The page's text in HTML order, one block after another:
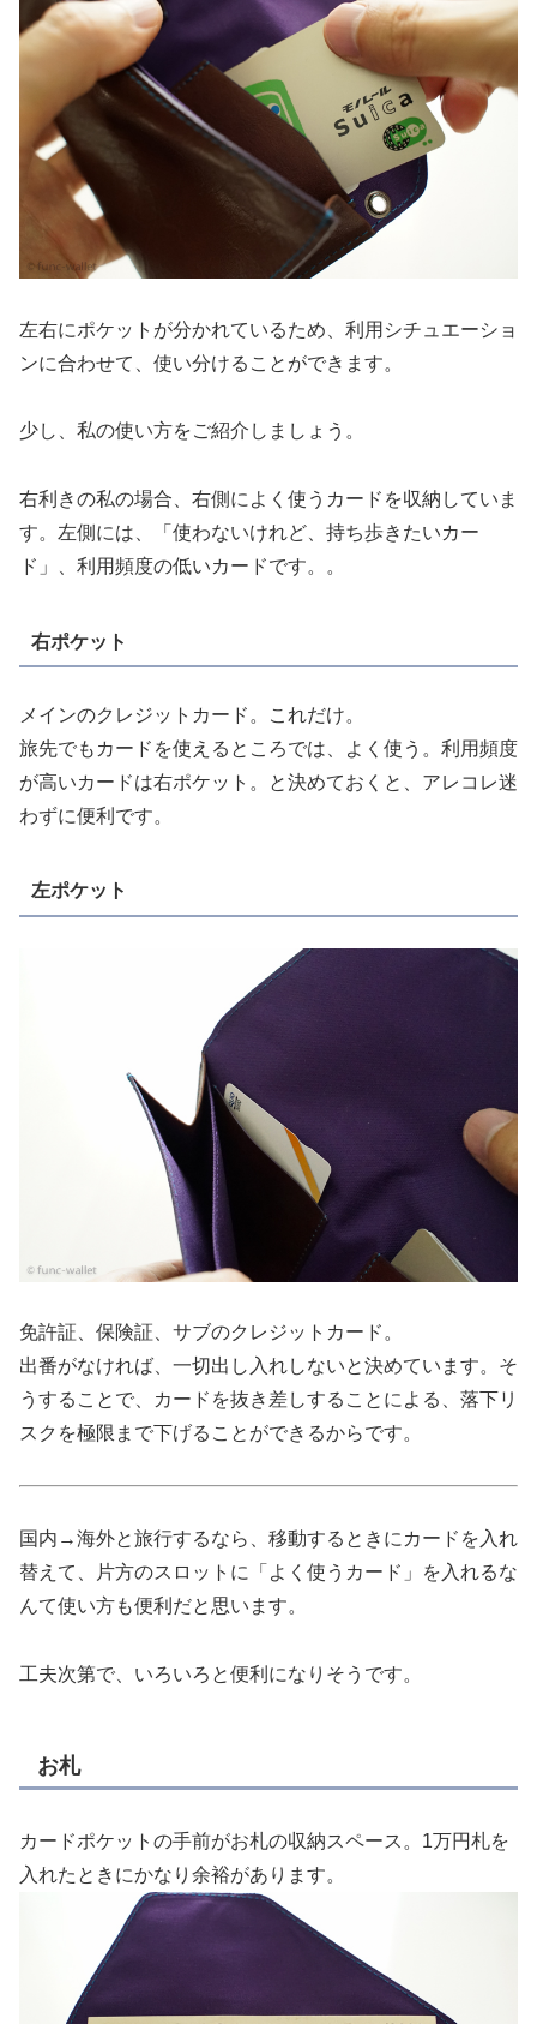
左右にポケットが分かれているため、利用シチュエーショ
ンに合わせて、使い分けることができます。
少し、私の使い方をご紹介しましょう。
右利きの私の場合、右側によく使うカードを収納していま
す。左側には、「使わないけれど、持ち歩きたいカー
ド」、利用頻度の低いカードです。。
右ポケット
メインのクレジットカード。これだけ。
旅先でもカードを使えるところでは、よく使う。利用頻度
が高いカードは右ポケット。と決めておくと、アレコレ迷
わずに便利です。
左ポケット
免許証、保険証、サブのクレジットカード。
出番がなければ、一切出し入れしないと決めています。そ
うすることで、カードを抜き差しすることによる、落下リ
スクを極限まで下げることができるからです。
国内→海外と旅行するなら、移動するときにカードを入れ
替えて、片方のスロットに「よく使うカード」を入れるな
んて使い方も便利だと思います。
工夫次第で、いろいろと便利になりそうです。
お札
カードポケットの手前がお札の収納スペース。1万円札を
入れたときにかなり余裕があります。